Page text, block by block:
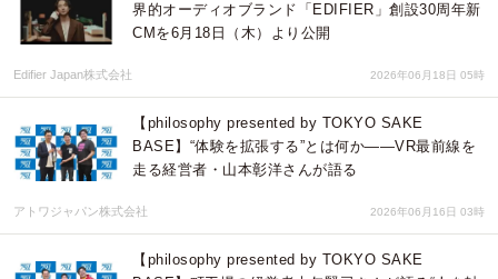
界的オーディオブランド「EDIFIER」創設30周年新
CMを6月18日（木）より公開
Edifier Japan株式会社 2026年06月18日 05時
【philosophy presented by TOKYO SAKE
BASE】“体験を拡張する”とは何か――VR最前線を
走る経営者・山本彰洋さんが語る
アトワジャパン株式会社 2026年06月16日 03時
【philosophy presented by TOKYO SAKE